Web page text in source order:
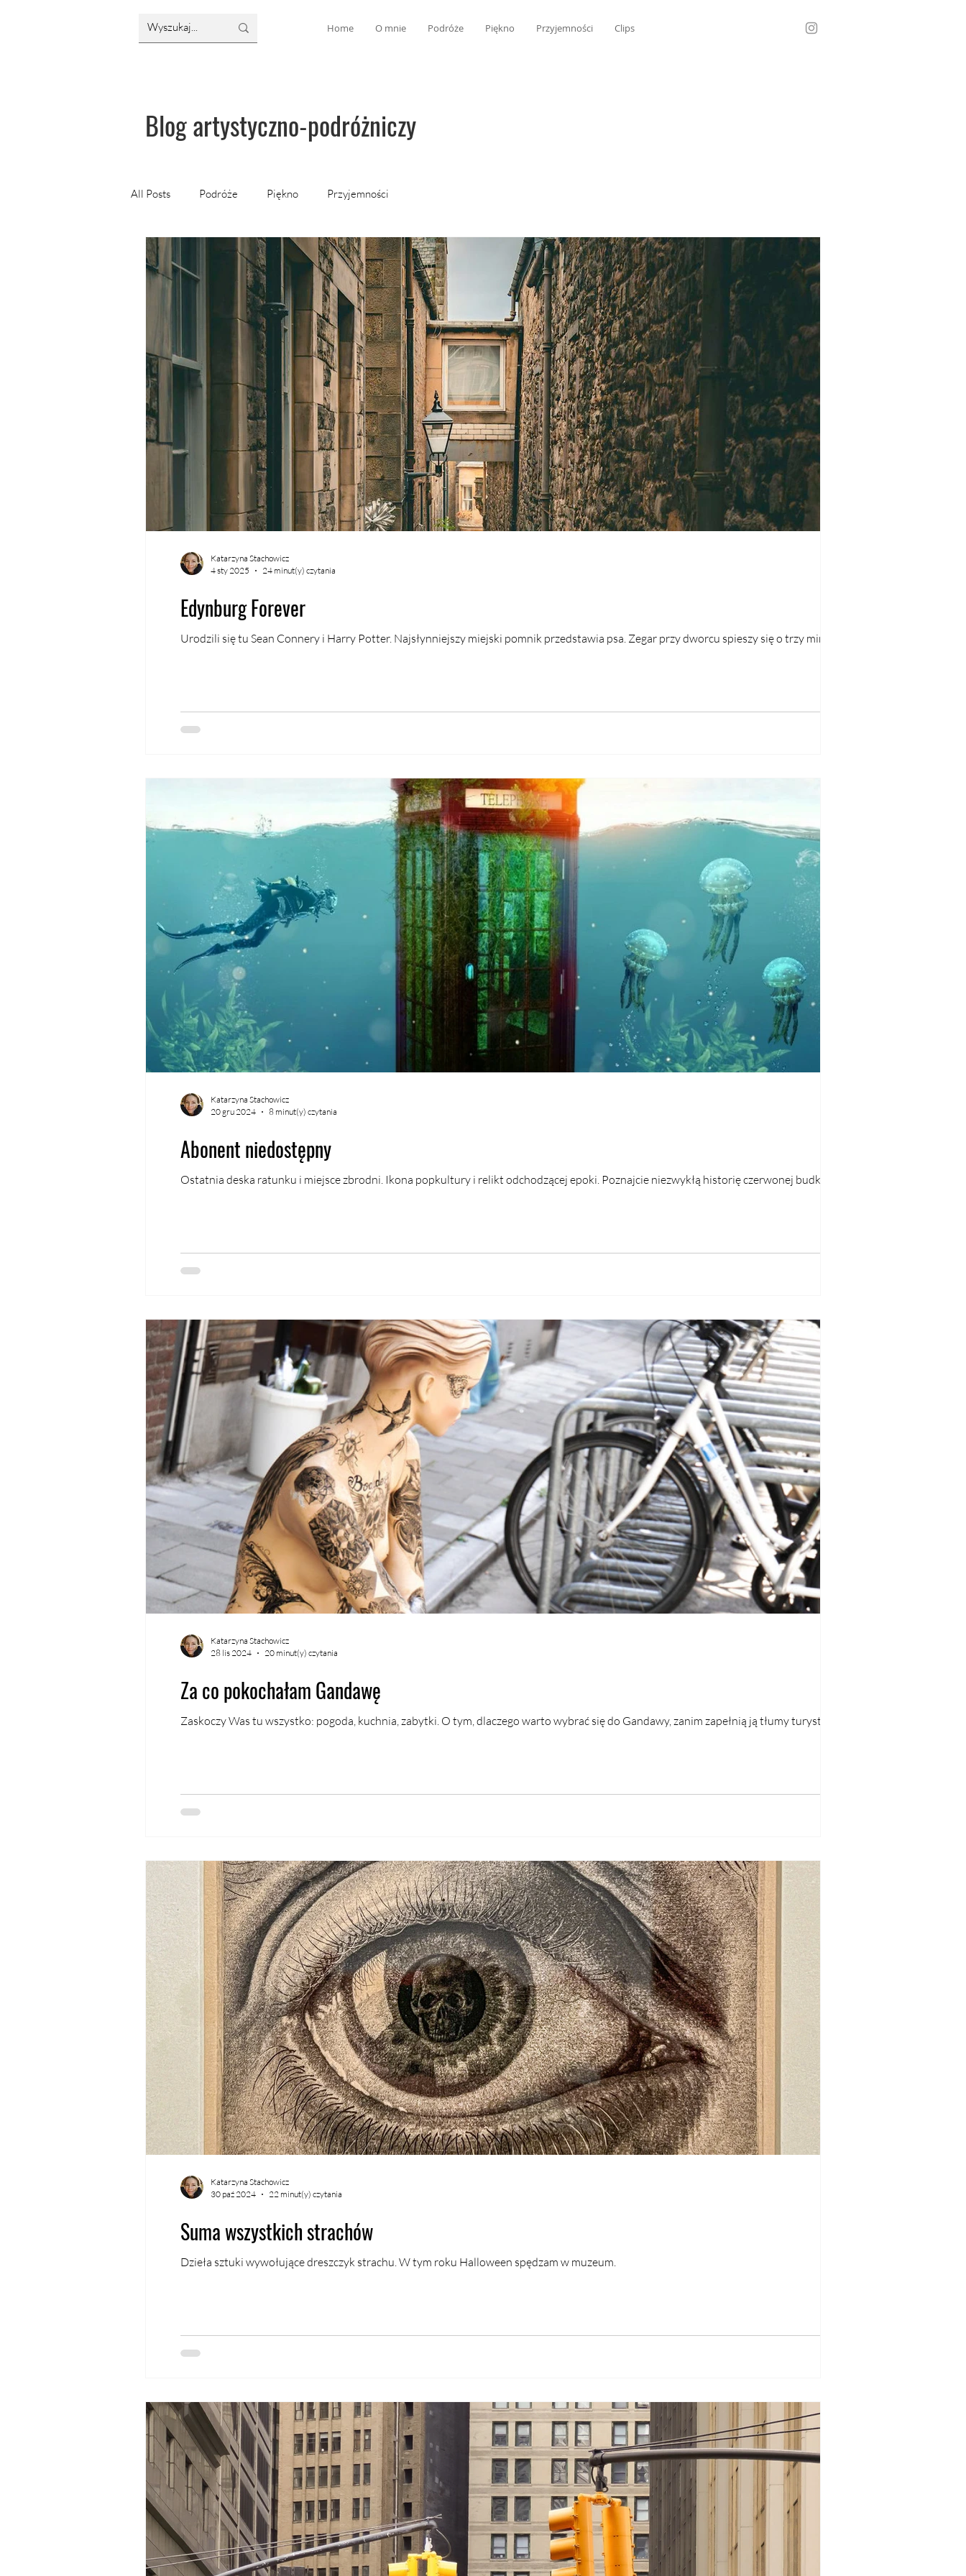
Home O mnie Podróże Piękno Przyjemności Clips
Blog artystyczno-podróżniczy
All Posts Podróże Piękno Przyjemności
Edynburg Forever
Urodzili się tu Sean Connery i Harry Potter. Najsłynniejszy miejski pomnik przedstawia psa. Zegar przy dworcu spieszy się o trzy minuty,...
Katarzyna Stachowicz
4 sty 2025
24 minut(y) czytania
Abonent niedostępny
Ostatnia deska ratunku i miejsce zbrodni. Ikona popkultury i relikt odchodzącej epoki. Poznajcie niezwykłą historię czerwonej budki...
Katarzyna Stachowicz
20 gru 2024
8 minut(y) czytania
Za co pokochałam Gandawę
Zaskoczy Was tu wszystko: pogoda, kuchnia, zabytki. O tym, dlaczego warto wybrać się do Gandawy, zanim zapełnią ją tłumy turystów.
Katarzyna Stachowicz
28 lis 2024
20 minut(y) czytania
Suma wszystkich strachów
Dzieła sztuki wywołujące dreszczyk strachu. W tym roku Halloween spędzam w muzeum.
Katarzyna Stachowicz
30 paź 2024
22 minut(y) czytania